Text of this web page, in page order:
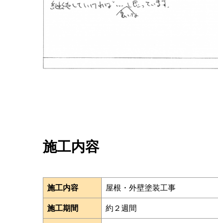
施工内容
施工内容 屋根・外壁塗装工事
施工期間 約２週間